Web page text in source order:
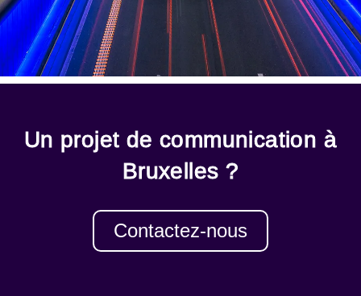
Un projet de communication à
Bruxelles ?
Contactez-nous